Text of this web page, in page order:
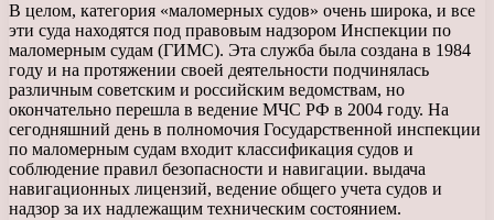
В целом, категория «маломерных судов» очень широка, и все
эти суда находятся под правовым надзором Инспекции по
маломерным судам (ГИМС). Эта служба была создана в 1984
году и на протяжении своей деятельности подчинялась
различным советским и российским ведомствам, но
окончательно перешла в ведение МЧС РФ в 2004 году. На
сегодняшний день в полномочия Государственной инспекции
по маломерным судам входит классификация судов и
соблюдение правил безопасности и навигации. выдача
навигационных лицензий, ведение общего учета судов и
надзор за их надлежащим техническим состоянием.